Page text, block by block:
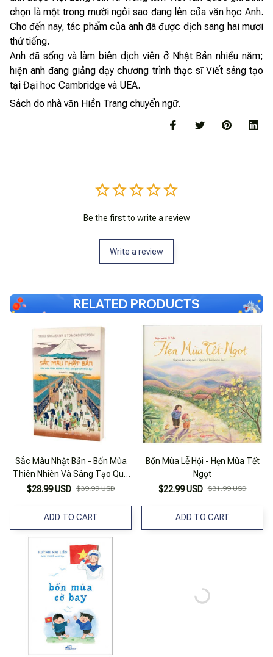
chọn là một trong mười ngôi sao đang lên của văn học Anh.
Cho đến nay, tác phẩm của anh đã được dịch sang hai mươi
thứ tiếng.
Anh đã sống và làm biên dịch viên ở Nhật Bản nhiều năm;
hiện anh đang giảng dạy chương trình thạc sĩ Viết sáng tạo
tại Đại học Cambridge và UEA.
Sách do nhà văn Hiền Trang chuyển ngữ.
Be the first to write a review
Write a review
RELATED PRODUCTS
Sắc Màu Nhật Bản - Bốn Mùa
Thiên Nhiên Và Sáng Tạo Qua
Các Thời Đại
$28.99 USD $39.99 USD
ADD TO CART
Bốn Mùa Lễ Hội - Hẹn Mùa Tết
Ngọt
$22.99 USD $31.99 USD
ADD TO CART